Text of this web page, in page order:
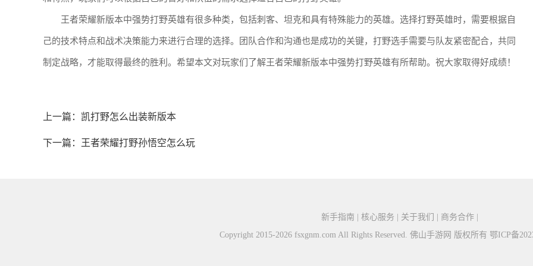
王者荣耀新版本中强势打野英雄有很多种类，包括刺客、坦克和具有特殊能力的英雄。选择打野英雄时，需要根据自
己的技术特点和战术决策能力来进行合理的选择。团队合作和沟通也是成功的关键，打野选手需要与队友紧密配合，共同
制定战略，才能取得最终的胜利。希望本文对玩家们了解王者荣耀新版本中强势打野英雄有所帮助。祝大家取得好成绩！
上一篇： 凯打野怎么出装新版本
下一篇： 王者荣耀打野孙悟空怎么玩
新手指南 | 核心服务 | 关于我们 | 商务合作 |
Copyright 2015-2026 fsxgnm.com All Rights Reserved. 佛山手游网 版权所有 鄂ICP备